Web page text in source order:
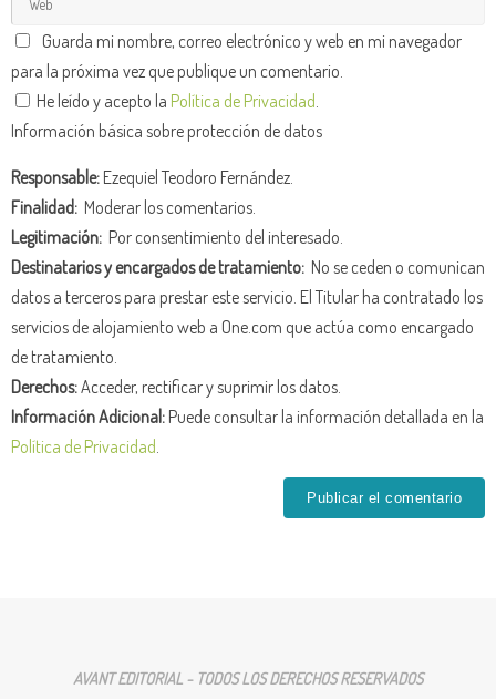
Guarda mi nombre, correo electrónico y web en mi navegador
para la próxima vez que publique un comentario.
He leído y acepto la Política de Privacidad
Información básica sobre protección de datos
Responsable:Ezequiel Teodoro Fernández.
Finalidad: Moderar los comentarios.
Legitimación: Por consentimiento del interesado.
Destinatarios y encargados de tratamiento: No se ceden o comunican
datos a terceros para prestar este servicio. El Titular ha contratado los
servicios de alojamiento web a One.com que actúa como encargado
de tratamiento.
Derechos:Acceder, rectificar y suprimir los datos.
Información Adicional:Puede consultar la información detallada en la
Política de Privacidad
AVANT EDITORIAL - TODOS LOS DERECHOS RESERVADOS